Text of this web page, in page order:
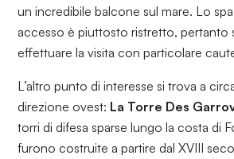
un incredibile balcone sul mare. Lo
accesso è piuttosto ristretto, pertanto
effettuare la visita con particolare
L’altro punto di interesse si trova a
direzione ovest: La Torre Des
torri di difesa sparse lungo la costa di
furono costruite a partire dal XVIII